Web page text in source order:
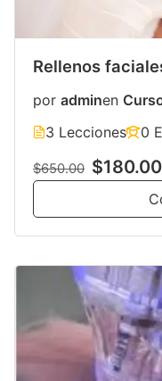
Rellenos
por adminen
3 Lecciones
0
$650.00 $180.00